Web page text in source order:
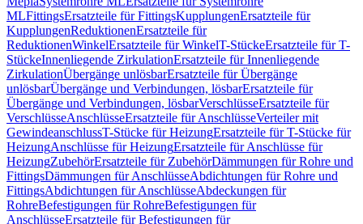
MLFittingsErsatzteile für FittingsKupplungenErsatzteile für
KupplungenReduktionenErsatzteile für
ReduktionenWinkelErsatzteile für WinkelT-StückeErsatzteile für T-
StückeInnenliegende ZirkulationErsatzteile für Innenliegende
ZirkulationÜbergänge unlösbarErsatzteile für Übergänge
unlösbarÜbergänge und Verbindungen, lösbarErsatzteile für
Übergänge und Verbindungen, lösbarVerschlüsseErsatzteile für
VerschlüsseAnschlüsseErsatzteile für AnschlüsseVerteiler mit
GewindeanschlussT-Stücke für HeizungErsatzteile für T-Stücke für
HeizungAnschlüsse für HeizungErsatzteile für Anschlüsse für
HeizungZubehörErsatzteile für ZubehörDämmungen für Rohre und
FittingsDämmungen für AnschlüsseAbdichtungen für Rohre und
FittingsAbdichtungen für AnschlüsseAbdeckungen für
RohreBefestigungen für RohreBefestigungen für
AnschlüsseErsatzteile für Befestigungen für